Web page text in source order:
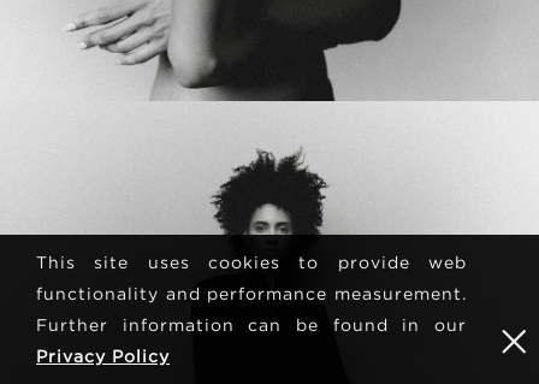
This site uses cookies to provide web
functionality and performance measurement.
Further information can be found in our
Privacy Policy